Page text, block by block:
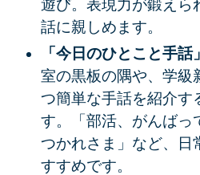
遊び。表現力が鍛えら
話に親しめます。
「今日のひとこと手話
室の黒板の隅や、学級
つ簡単な手話を紹介す
す。「部活、がんばっ
つかれさま」など、日
すすめです。